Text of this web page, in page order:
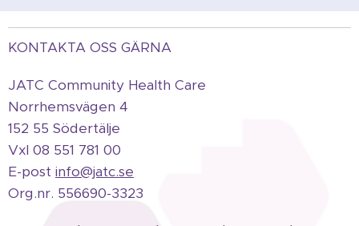
KONTAKTA OSS GÄRNA
JATC Community Health Care
Norrhemsvägen 4
152 55 Södertälje
Vxl 08 551 781 00
E-post info@jatc.se
Org.nr. 556690-3323